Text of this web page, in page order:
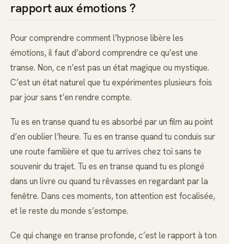
rapport aux émotions ?
Pour comprendre comment l’hypnose libère les
émotions, il faut d’abord comprendre ce qu’est une
transe. Non, ce n’est pas un état magique ou mystique.
C’est un état naturel que tu expérimentes plusieurs fois
par jour sans t’en rendre compte.
Tu es en transe quand tu es absorbé par un film au point
d’en oublier l’heure. Tu es en transe quand tu conduis sur
une route familière et que tu arrives chez toi sans te
souvenir du trajet. Tu es en transe quand tu es plongé
dans un livre ou quand tu rêvasses en regardant par la
fenêtre. Dans ces moments, ton attention est focalisée,
et le reste du monde s’estompe.
Ce qui change en transe profonde, c’est le rapport à ton